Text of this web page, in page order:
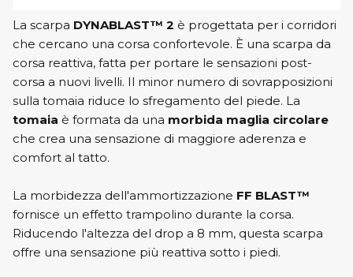
La scarpa DYNABLAST™ 2 è progettata per i corridori
che cercano una corsa confortevole. È una scarpa da
corsa reattiva, fatta per portare le sensazioni post-
corsa a nuovi livelli. Il minor numero di sovrapposizioni
sulla tomaia riduce lo sfregamento del piede. La
tomaia è formata da una morbida maglia circolare
che crea una sensazione di maggiore aderenza e
comfort al tatto.
La morbidezza dell'ammortizzazione FF BLAST™
fornisce un effetto trampolino durante la corsa.
Riducendo l'altezza del drop a 8 mm, questa scarpa
offre una sensazione più reattiva sotto i piedi.